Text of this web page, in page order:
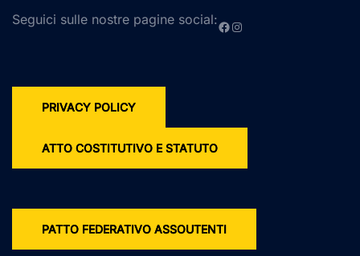
Seguici sulle nostre pagine social:Facebook
Instagram
PRIVACY POLICY
ATTO COSTITUTIVO E STATUTO
PATTO FEDERATIVO ASSOUTENTI